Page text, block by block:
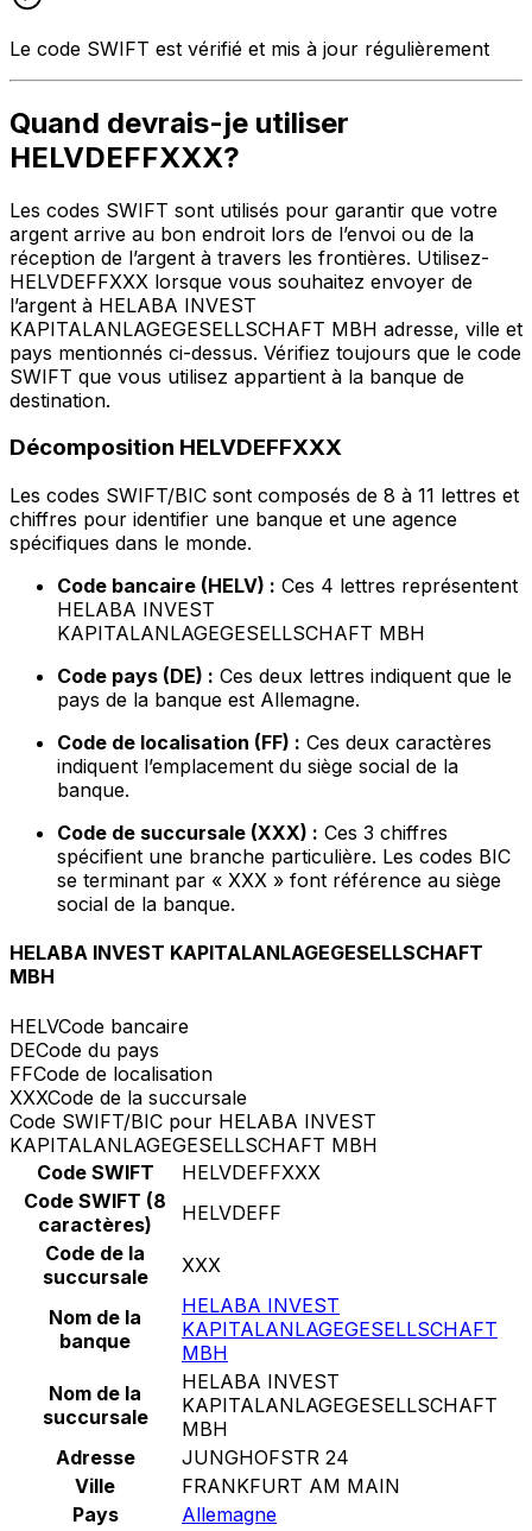
Le code SWIFT est vérifié et mis à jour régulièrement
Quand devrais-je utiliser
HELVDEFFXXX?
Les codes SWIFT sont utilisés pour garantir que votre
argent arrive au bon endroit lors de l’envoi ou de la
réception de l’argent à travers les frontières. Utilisez-
HELVDEFFXXX lorsque vous souhaitez envoyer de
l’argent à HELABA INVEST
KAPITALANLAGEGESELLSCHAFT MBH adresse, ville et
pays mentionnés ci-dessus. Vérifiez toujours que le code
SWIFT que vous utilisez appartient à la banque de
destination.
Décomposition HELVDEFFXXX
Les codes SWIFT/BIC sont composés de 8 à 11 lettres et
chiffres pour identifier une banque et une agence
spécifiques dans le monde.
Code bancaire (HELV) : Ces 4 lettres représentent
HELABA INVEST
KAPITALANLAGEGESELLSCHAFT MBH
Code pays (DE) : Ces deux lettres indiquent que le
pays de la banque est Allemagne.
Code de localisation (FF) : Ces deux caractères
indiquent l’emplacement du siège social de la
banque.
Code de succursale (XXX) : Ces 3 chiffres
spécifient une branche particulière. Les codes BIC
se terminant par « XXX » font référence au siège
social de la banque.
HELABA INVEST KAPITALANLAGEGESELLSCHAFT
MBH
HELVCode bancaire
DECode du pays
FFCode de localisation
XXXCode de la succursale
Code SWIFT/BIC pour HELABA INVEST
KAPITALANLAGEGESELLSCHAFT MBH
Code SWIFT
HELVDEFFXXX
Code SWIFT (8
caractères)
HELVDEFF
Code de la
succursale
XXX
Nom de la
banque
HELABA INVEST
KAPITALANLAGEGESELLSCHAFT
MBH
Nom de la
succursale
HELABA INVEST
KAPITALANLAGEGESELLSCHAFT
MBH
Adresse
JUNGHOFSTR 24
Ville
FRANKFURT AM MAIN
Pays
Allemagne